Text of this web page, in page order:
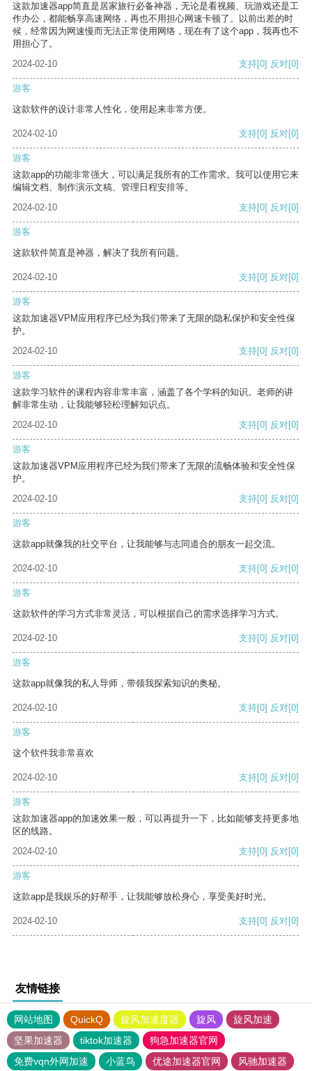
这款加速器app简直是居家旅行必备神器，无论是看视频、玩游戏还是工
作办公，都能畅享高速网络，再也不用担心网速卡顿了。以前出差的时
候，经常因为网速慢而无法正常使用网络，现在有了这个app，我再也不
用担心了。
2024-02-10
支持[0] 反对[0]
游客
这款软件的设计非常人性化，使用起来非常方便。
2024-02-10 支持[0] 反对[0]
游客
这款app的功能非常强大，可以满足我所有的工作需求。我可以使用它来
编辑文档、制作演示文稿、管理日程安排等。
2024-02-10
支持[0] 反对[0]
游客
这款软件简直是神器，解决了我所有问题。
2024-02-10 支持[0] 反对[0]
游客
这款加速器VPM应用程序已经为我们带来了无限的隐私保护和安全性保
护。
2024-02-10
支持[0] 反对[0]
游客
这款学习软件的课程内容非常丰富，涵盖了各个学科的知识。老师的讲
解非常生动，让我能够轻松理解知识点。
2024-02-10
支持[0] 反对[0]
游客
这款加速器VPM应用程序已经为我们带来了无限的流畅体验和安全性保
护。
2024-02-10
支持[0] 反对[0]
游客
这款app就像我的社交平台，让我能够与志同道合的朋友一起交流。
2024-02-10 支持[0] 反对[0]
游客
这款软件的学习方式非常灵活，可以根据自己的需求选择学习方式。
2024-02-10 支持[0] 反对[0]
游客
这款app就像我的私人导师，带领我探索知识的奥秘。
2024-02-10 支持[0] 反对[0]
游客
这个软件我非常喜欢
2024-02-10 支持[0] 反对[0]
游客
这款加速器app的加速效果一般，可以再提升一下，比如能够支持更多地
区的线路。
2024-02-10
支持[0] 反对[0]
游客
这款app是我娱乐的好帮手，让我能够放松身心，享受美好时光。
2024-02-10 支持[0] 反对[0]
友情链接
网站地图 QuickQ 旋风加速度器 旋风
旋风加速
坚果加速器
tiktok加速器
狗急加速器官网
免费vqn外网加速
小蓝鸟 优途加速器官网 风驰加速器